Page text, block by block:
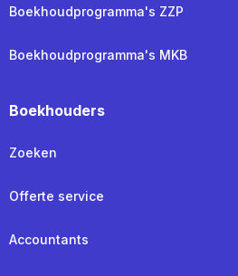
Boekhoudprogramma's ZZP
Boekhoudprogramma's MKB
Boekhouders
Zoeken
Offerte service
Accountants